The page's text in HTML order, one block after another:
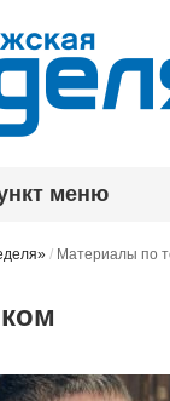
меню
/ Материалы по